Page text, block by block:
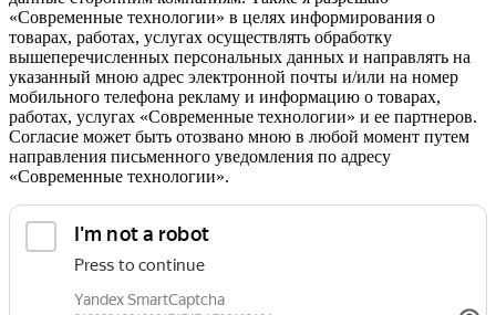
«Современные технологии» в целях информирования о
товарах, работах, услугах осуществлять обработку
вышеперечисленных персональных данных и направлять на
указанный мною адрес электронной почты и/или на номер
мобильного телефона рекламу и информацию о товарах,
работах, услугах «Современные технологии» и ее партнеров.
Согласие может быть отозвано мною в любой момент путем
направления письменного уведомления по адресу
«Современные технологии».